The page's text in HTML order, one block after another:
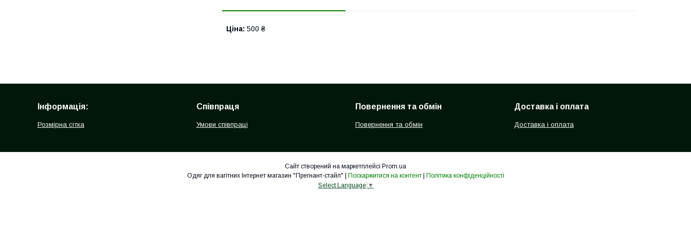
Ціна: 500 ₴
Інформація:
Розмірна сітка
Співпраця
Умови співпраці
Повернення та обмін
Повернення та обмін
Доставка і оплата
Доставка і оплата
Сайт створений на маркетплейсі Prom.ua
Одяг для вагітних Інтернет магазин "Прегнант-стайл" | Поскаржитися на контент | Політика конфіденційності
Select Language ▼